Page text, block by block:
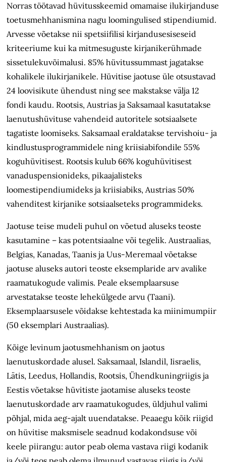
Norras töötavad hüvitusskeemid omamaise ilukirjanduse
toetus­mehhanismina nagu loomingulised stipendiumid.
Arvesse võetakse nii spetsiifilisi kirjandusesiseseid
kriteeriume kui ka mitmesuguste kirjanikerühmade
sissetulekuvõimalusi. 85% hüvitussummast jagatakse
kohalikele ilukirjanikele. Hüvitise jaotuse üle otsustavad
24 loov­isikute ühendust ning see makstakse välja 12
fondi kaudu. Rootsis, Austrias ja Saksamaal kasutatakse
laenutus­hüvituse vahendeid autoritele sotsiaalsete
tagatiste loomiseks. Saksamaal eraldatakse tervishoiu- ja
kindlustusprogrammidele ning kriisiabifondile 55%
koguhüvitisest. Rootsis kulub 66% koguhüvitisest
vanaduspensionideks, pikaajalisteks
loomestipendiumideks ja kriisiabiks, Austrias 50%
vahenditest kirjanike sotsiaalseteks programmideks.
Jaotuse teise mudeli puhul on võetud aluseks teoste
kasutamine – kas potentsiaalne või tegelik. Austraalias,
Belgias, Kanadas, Taanis ja Uus-Meremaal võetakse
jaotuse aluseks autori teoste eksemplaride arv avalike
raamatu­kogude valimis. Peale eksemplaarsuse
arvestatakse teoste lehekülgede arvu (Taani).
Eksemplaarsusele võidakse kehtestada ka miinimumpiir
(50 eksemplari Austraalias).
Kõige levinum jaotusmehhanism on jaotus
laenutuskordade alusel. Saksa­maal, Islandil, Iisraelis,
Lätis, Leedus, Hollandis, Rootsis, Ühendkuningriigis ja
Eestis võetakse hüvitiste jaotamise aluseks teoste
laenutuskordade arv raamatu­kogudes, üldjuhul valimi
põhjal, mida aeg-ajalt uuendatakse. Peaaegu kõik riigid
on hüvitise maksmisele seadnud kodakondsuse või
keele piirangu: autor peab olema vastava riigi kodanik